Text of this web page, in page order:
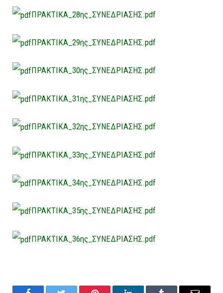
ΠΡΑΚΤΙΚΑ_28ης_ΣΥΝΕΔΡΙΑΣΗΣ.pdf
ΠΡΑΚΤΙΚΑ_29ης_ΣΥΝΕΔΡΙΑΣΗΣ.pdf
ΠΡΑΚΤΙΚΑ_30ης_ΣΥΝΕΔΡΙΑΣΗΣ.pdf
ΠΡΑΚΤΙΚΑ_31ης_ΣΥΝΕΔΡΙΑΣΗΣ.pdf
ΠΡΑΚΤΙΚΑ_32ης_ΣΥΝΕΔΡΙΑΣΗΣ.pdf
ΠΡΑΚΤΙΚΑ_33ης_ΣΥΝΕΔΡΙΑΣΗΣ.pdf
ΠΡΑΚΤΙΚΑ_34ης_ΣΥΝΕΔΡΙΑΣΗΣ.pdf
ΠΡΑΚΤΙΚΑ_35ης_ΣΥΝΕΔΡΙΑΣΗΣ.pdf
ΠΡΑΚΤΙΚΑ_36ης_ΣΥΝΕΔΡΙΑΣΗΣ.pdf